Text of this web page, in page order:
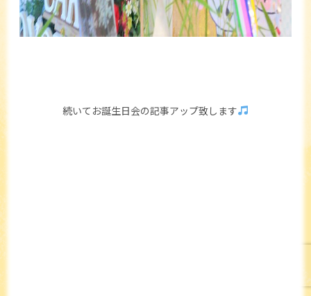
続いてお誕生日会の記事アップ致します